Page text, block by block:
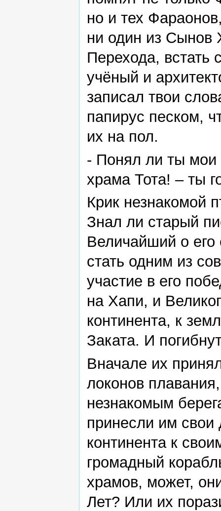
но и тех
ни один из Сынов
Перехода, встать
учёный и
записал твои
папирус песком,
их на пол.
- Понял ли ты мои
храма Тота! – ты
Крик незнакомой
Знал ли старый
Величайший о
стать одним из
участие в его
на Хапи, и
континента, к
Заката. И
Вначале их
локонов
незнакомым
принесли им свои
континента к
громадный
храмов, может,
Лет? Или их